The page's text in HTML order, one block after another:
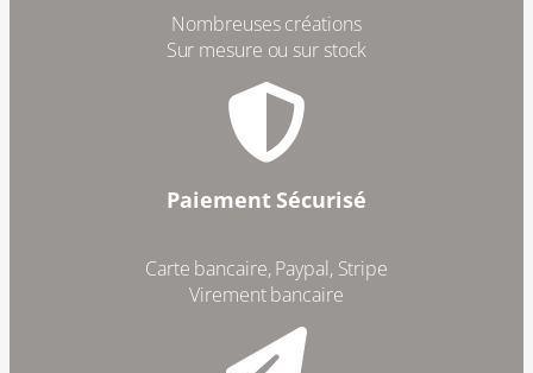
Nombreuses créations
Sur mesure ou sur stock
Paiement Sécurisé
Carte bancaire, Paypal, Stripe
Virement bancaire